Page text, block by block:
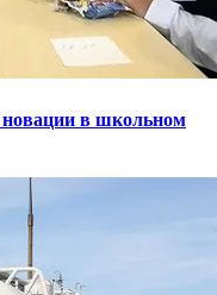
новации в школьном